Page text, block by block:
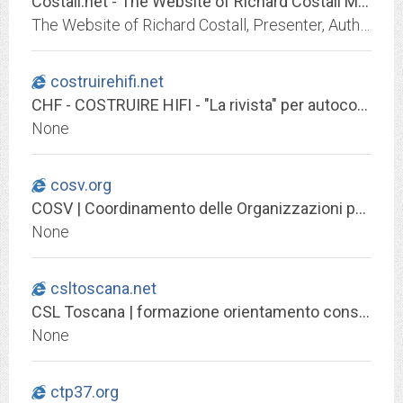
costruirehifi.net
CHF - COSTRUIRE HIFI - "La rivista" per autocostruttori di sistemi audio di alta qualità
None
cosv.org
COSV | Coordinamento delle Organizzazioni per il Servizio Volontario
None
csltoscana.net
CSL Toscana | formazione orientamento consulenza
None
ctp37.org